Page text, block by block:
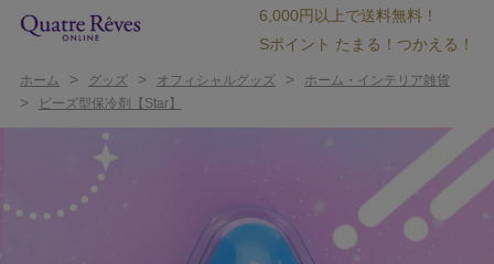
6,000円以上で送料無料！
Sポイント たまる！つかえる！
ホーム > グッズ > オフィシャルグッズ > ホーム・インテリア雑貨
> ビーズ型保冷剤【Star】